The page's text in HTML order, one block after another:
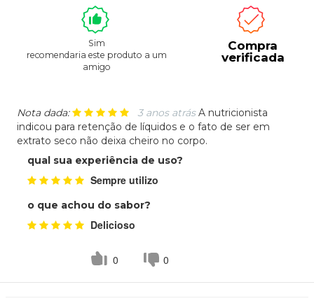
Sim
recomendaria este produto a um
amigo
Compra
verificada
Nota dada: 3 anos atrás A nutricionista
indicou para retenção de líquidos e o fato de ser em
extrato seco não deixa cheiro no corpo.
qual sua experiência de uso?
Sempre utilizo
o que achou do sabor?
Delicioso
0 0